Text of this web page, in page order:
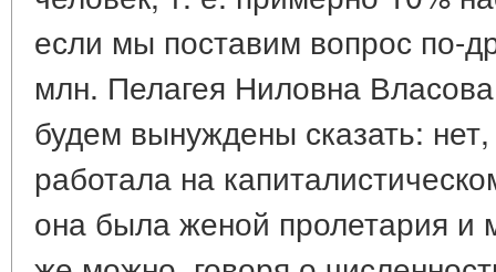
если мы поставим вопрос по-
млн. Пелагея Ниловна
будем вынуждены сказать:
работала на
она была женой пролетария и